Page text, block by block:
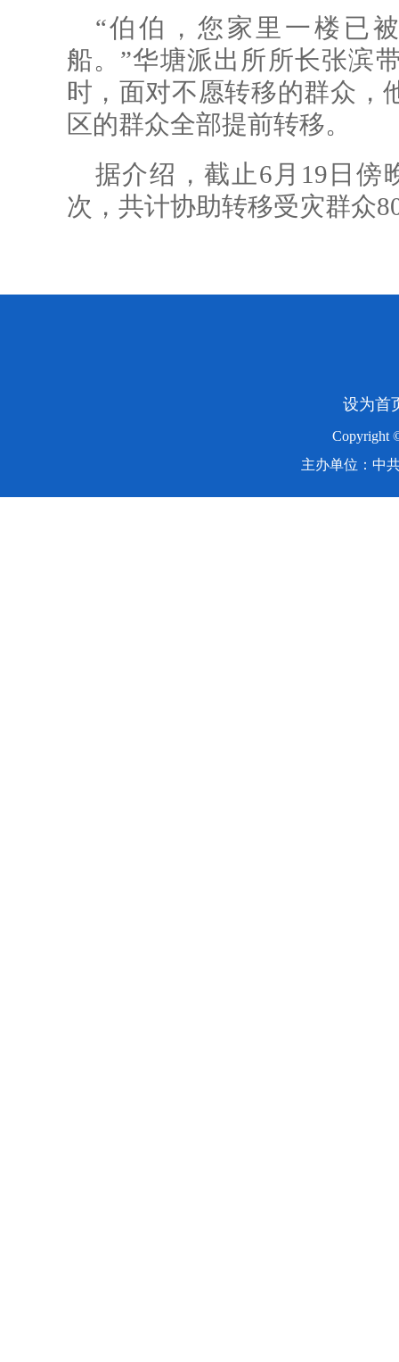
“伯伯，您家里一楼已
船。”华塘派出所所长张滨
时，面对不愿转移的群众，
区的群众全部提前转移。
据介绍，截止6月19日傍
次，共计协助转移受灾群众
设为首
Copyright
主办单位：中